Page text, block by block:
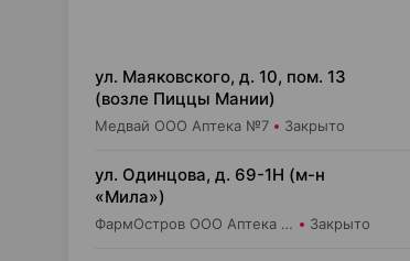
ул. Маяковского, д. 10, пом. 13
(возле Пиццы Мании)
Медвай ООО Аптека №7 Закрыто
ул. Одинцова, д. 69-1Н (м-н
«Мила»)
ФармОстров ООО Аптека №16 на Одинцова Закрыто